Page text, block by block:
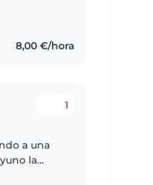
8,00 €/hora
1
a una
la